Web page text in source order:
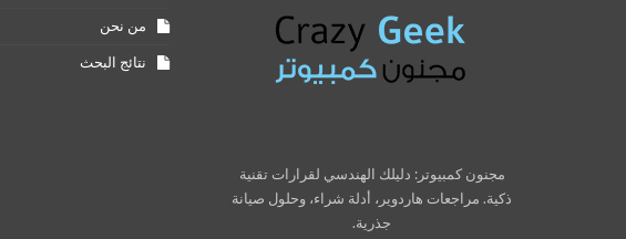
مجنون كمبيوتر: دليلك الهندسي لقرارات تقنية
ذكية. مراجعات هاردوير، أدلة شراء، وحلول صيانة
جذرية.
من نحن
نتائج البحث